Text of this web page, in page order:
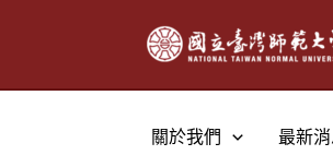
關於我們 最新